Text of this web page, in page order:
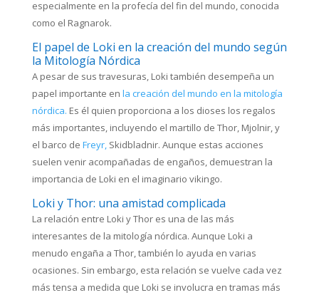
especialmente en la profecía del fin del mundo, conocida
como el Ragnarok.
El papel de Loki en la creación del mundo según
la Mitología Nórdica
A pesar de sus travesuras, Loki también desempeña un
papel importante en la creación del mundo en la mitología
nórdica. Es él quien proporciona a los dioses los regalos
más importantes, incluyendo el martillo de Thor, Mjolnir, y
el barco de Freyr,Skidbladnir. Aunque estas acciones
suelen venir acompañadas de engaños, demuestran la
importancia de Loki en el imaginario vikingo.
Loki y Thor: una amistad complicada
La relación entre Loki y Thor es una de las más
interesantes de la mitología nórdica. Aunque Loki a
menudo engaña a Thor, también lo ayuda en varias
ocasiones. Sin embargo, esta relación se vuelve cada vez
más tensa a medida que Loki se involucra en tramas más